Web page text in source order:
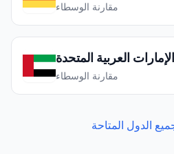
مقارنة الوسطاء
الإمارات العربية المتحدة
مقارنة الوسطاء
الدول المتاحة